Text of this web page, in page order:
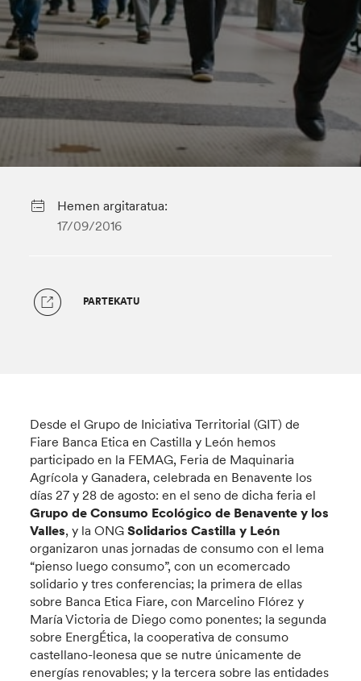
Hemen argitaratua:
17/09/2016
PARTEKATU
Desde el Grupo de Iniciativa Territorial (GIT) de
Fiare Banca Etica en Castilla y León hemos
participado en la FEMAG, Feria de Maquinaria
Agrícola y Ganadera, celebrada en Benavente los
días 27 y 28 de agosto: en el seno de dicha feria el
Grupo de Consumo Ecológico de Benavente y los
Valles, y la ONGSolidarios Castilla y León
organizaron unas jornadas de consumo con el lema
“pienso luego consumo”, con un ecomercado
solidario y tres conferencias; la primera de ellas
sobre Banca Etica Fiare, con Marcelino Flórez y
María Victoria de Diego como ponentes; la segunda
sobre EnergÉtica, la cooperativa de consumo
castellano-leonesa que se nutre únicamente de
energías renovables; y la tercera sobre las entidades